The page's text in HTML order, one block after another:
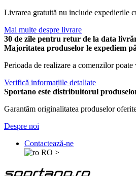
Livrarea gratuită nu include expedierile
Mai multe despre livrare
30 de zile pentru retur de la data
Majoritatea produselor le expediem
Perioada de realizare a comenzilor
Verifică informațiile detaliate
Sportano este distribuitorul
Garantăm originalitatea produselor
Despre noi
Contactează-ne
RO >